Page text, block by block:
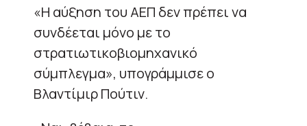
«Η αύξηση του ΑΕΠ δεν πρέπει να
συνδέεται μόνο με το
στρατιωτικοβιομηχανικό
σύμπλεγμα», υπογράμμισε ο
Βλαντίμιρ Πούτιν.